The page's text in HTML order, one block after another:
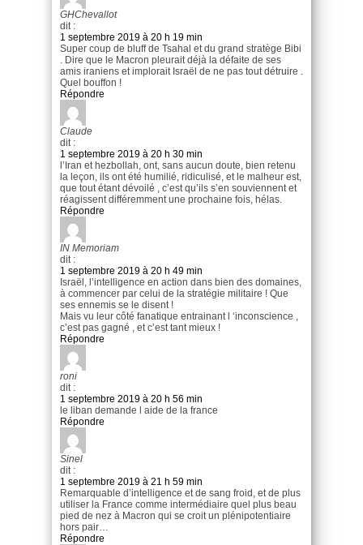
GHChevallot
dit :
1 septembre 2019 à 20 h 19 min
Super coup de bluff de Tsahal et du grand stratège Bibi
. Dire que le Macron pleurait déjà la défaite de ses
amis iraniens et implorait Israël de ne pas tout détruire .
Quel bouffon !
Répondre
Claude
dit :
1 septembre 2019 à 20 h 30 min
l’Iran et hezbollah, ont, sans aucun doute, bien retenu
la leçon, ils ont été humilié, ridiculisé, et le malheur est,
que tout étant dévoilé , c’est qu’ils s’en souviennent et
réagissent différemment une prochaine fois, hélas.
Répondre
IN Memoriam
dit :
1 septembre 2019 à 20 h 49 min
Israël, l’intelligence en action dans bien des domaines,
à commencer par celui de la stratégie militaire ! Que
ses ennemis se le disent !
Mais vu leur côté fanatique entrainant l ‘inconscience ,
c’est pas gagné , et c’est tant mieux !
Répondre
roni
dit :
1 septembre 2019 à 20 h 56 min
le liban demande l aide de la france
Répondre
Sinel
dit :
1 septembre 2019 à 21 h 59 min
Remarquable d’intelligence et de sang froid, et de plus
utiliser la France comme intermédiaire quel plus beau
pied de nez à Macron qui se croit un plénipotentiaire
hors pair…
Répondre